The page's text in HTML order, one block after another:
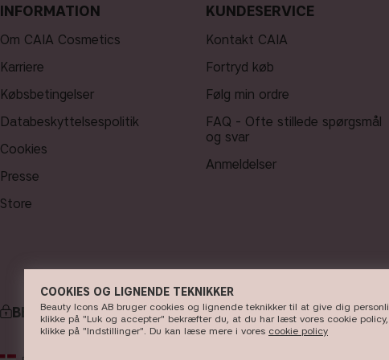
INFORMATION
Om CAIA Cosmetics
Karriere
Købsbetingelser
Databeskyttelsespolitik
Cookies
Presse
Store
KUNDESERVICE
Kontakt CAIA
Fortryd køb
Følg min ordre
FAQ - Ofte stillede spørgsmål
og svar
Anmeldelser
BETALING
COOKIES OG LIGNENDE TEKNIKKER
Beauty Icons AB bruger cookies og lignende teknikker til at give dig
klikke på "Luk og accepter" bekræfter du, at du har læst vores cookie
klikke på "Indstillinger". Du kan læse mere i vores cookie policy